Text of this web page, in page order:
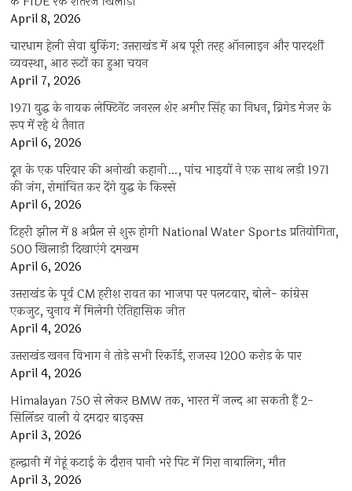
April 8, 2026
चारधाम हेली सेवा बुकिंग: उत्तराखंड में अब पूरी तरह ऑनलाइन और पारदर्शी
व्यवस्था, आठ रूटों का हुआ चयन
April 7, 2026
1971 युद्ध के नायक लेफ्टिनेंट जनरल शेर अमीर सिंह का निधन, ब्रिगेड मेजर के
रूप में रहे थे तैनात
April 6, 2026
दून के एक परिवार की अनोखी कहानी…, पांच भाइयों ने एक साथ लड़ी 1971
की जंग, रोमांचित कर देंगे युद्ध के किस्से
April 6, 2026
टिहरी झील में 8 अप्रैल से शुरू होगी National Water Sports प्रतियोगिता,
500 खिलाड़ी दिखाएंगे दमखम
April 6, 2026
उत्तराखंड के पूर्व CM हरीश रावत का भाजपा पर पलटवार, बोले- कांग्रेस
एकजुट, चुनाव में मिलेगी ऐतिहासिक जीत
April 4, 2026
उत्तराखंड खनन विभाग ने तोड़े सभी रिकॉर्ड, राजस्व 1200 करोड़ के पार
April 4, 2026
Himalayan 750 से लेकर BMW तक, भारत में जल्द आ सकती हैं 2-
सिलिंडर वाली ये दमदार बाइक्स
April 3, 2026
हल्द्वानी में गेहूं कटाई के दौरान पानी भरे पिट में गिरा नाबालिग, मौत
April 3, 2026